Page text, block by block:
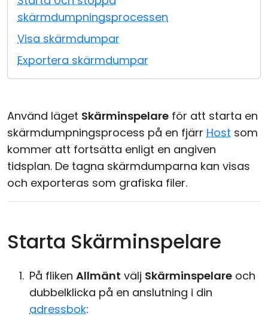
skärmdumpningsprocessen
Visa skärmdumpar
Exportera skärmdumpar
Använd läget Skärminspelare för att starta en
skärmdumpningsprocess på en fjärr Host som
kommer att fortsätta enligt en angiven
tidsplan. De tagna skärmdumparna kan visas
och exporteras som grafiska filer.
Starta Skärminspelare
På fliken Allmänt välj Skärminspelare och
dubbelklicka på en anslutning i din
adressbok:
Moln & Lokal installation